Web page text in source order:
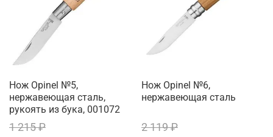
Нож Opinel №5,
нержавеющая сталь,
рукоять из бука, 001072
1 215 ₽
Нож Opinel №6,
нержавеющая сталь
2 119 ₽